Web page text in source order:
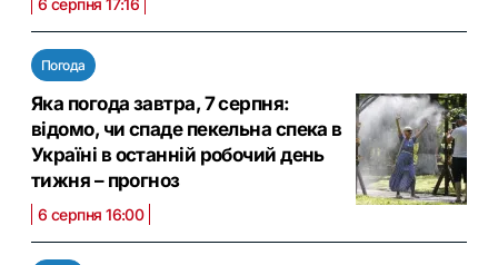
Погода
Яка погода завтра, 7 серпня:
відомо, чи спаде пекельна спека в
Україні в останній робочий день
тижня – прогноз
6 серпня 16:00